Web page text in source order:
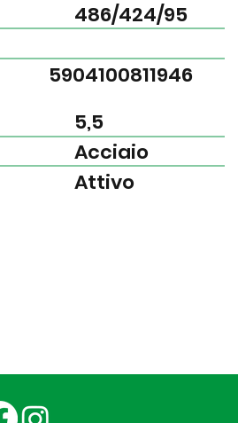
5904100811946
486/424/95
5,5
Acciaio
Attivo